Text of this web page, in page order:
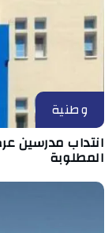
وطنية
انتداب مدرسين
المطلوبة